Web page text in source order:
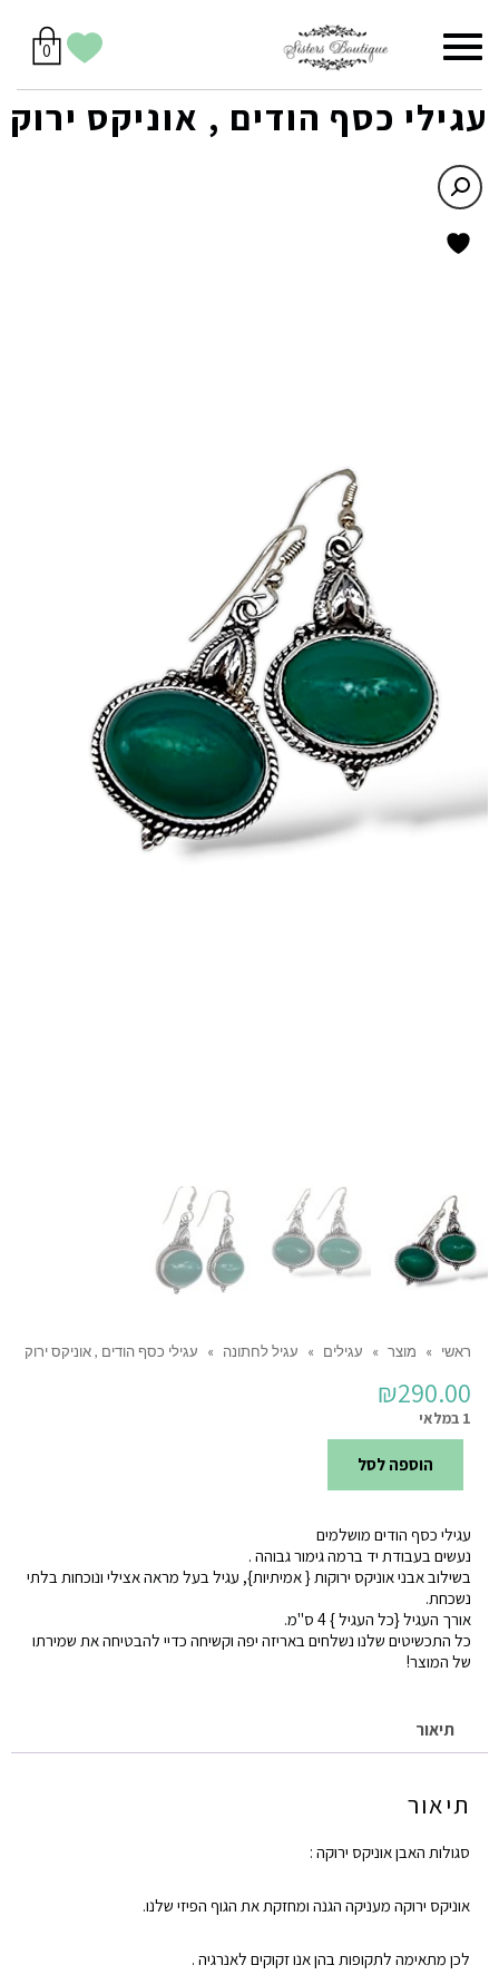
יש
לך
0מוצרים
בסל
הווישליסט
תפריט
עגילי כסף הודים , אוניקס ירוק
ראשי » מוצר » עגילים » עגיל לחתונה » עגילי כסף הודים , אוניקס ירוק
₪290.00
1 במלאי
עגילי
כסף
הודים
,
אוניקס
הוספה לסל
עגילי כסף הודים מושלמים
נעשים בעבודת יד ברמה גימור גבוהה .
בשילוב אבני אוניקס ירוקות { אמיתיות}, עגיל בעל מראה אצילי ונוכחות בלתי
נשכחת.
אורך העגיל {כל העגיל } 4 ס"מ.
כל התכשיטים שלנו נשלחים באריזה יפה וקשיחה כדיי להבטיחה את שמירתו
של המוצר!
תיאור
תיאור
סגולות האבן אוניקס ירוקה :
אוניקס ירוקה מעניקה הגנה ומחזקת את הגוף הפיזי שלנו.
לכן מתאימה לתקופות בהן אנו זקוקים לאנרגיה .